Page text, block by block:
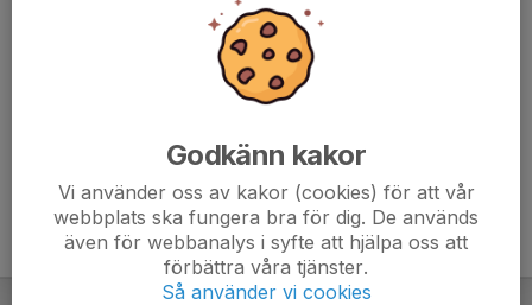
Godkänn kakor
Vi använder oss av kakor (cookies) för att vår
webbplats ska fungera bra för dig. De används
även för webbanalys i syfte att hjälpa oss att
förbättra våra tjänster.
Så använder vi cookies